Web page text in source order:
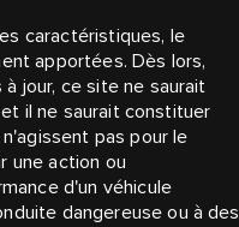
caractéristiques, le
apportées. Dès lors,
jour, ce site ne saurait
il ne saurait constituer
pas pour le
une action ou
d'un véhicule
dangereuse ou à des